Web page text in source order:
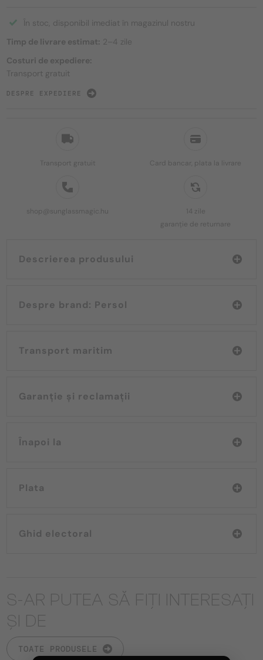
Transport gratuit Card bancar, plata la livrare
shop@sunglassmagic.hu
14 zile
garanție de returnare
Descrierea produsului
Despre brand: Persol
Transport maritim
Garanție și reclamații
Înapoi la
Plata
Ghid electoral
În stoc, disponibil imediat în magazinul nostru
Timp de livrare estimat: 2–4 zile
Costuri de expediere:
Transport gratuit
DESPRE EXPEDIERE
S-AR PUTEA SĂ FIȚI INTERESAȚI
ȘI DE
TOATE PRODUSELE